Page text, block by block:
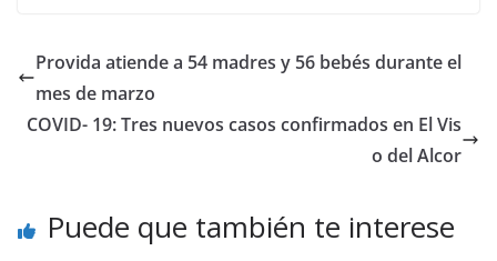
Provida atiende a 54 madres y 56 bebés durante el
mes de marzo
COVID- 19: Tres nuevos casos confirmados en El Vis
o del Alcor
Puede que también te interese